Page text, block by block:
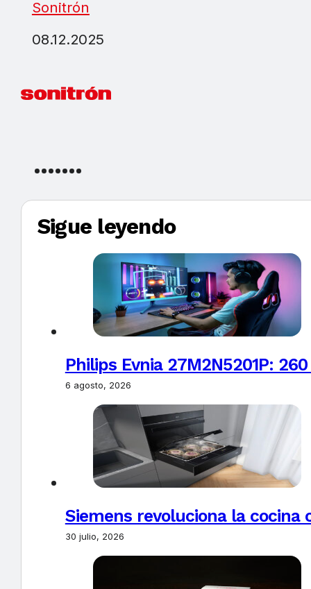
Sonitrón
08.12.2025
Sigue leyendo
Philips Evnia 27M2N5201P:
6 agosto, 2026
Siemens revoluciona la
30 julio, 2026